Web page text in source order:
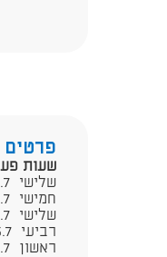
פרטים
שעות
שלישי 7.7 23:30-21:00 שמינית גמר
חמישי 9.7 24:30-22:00​ רבע גמר
שלישי 14.7 00:00-20:00 חצי גמר
רביעי 15.7 00:00-20:00 חצי גמר
ראשון 19.7 00:00-20:00 גמר